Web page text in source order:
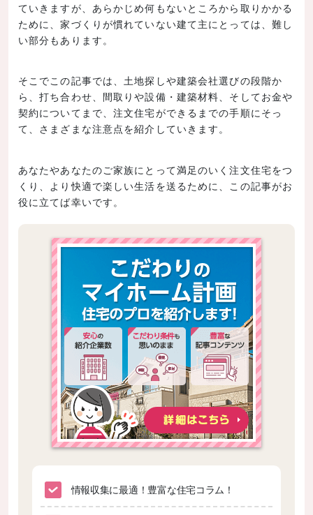
er book ックマー
ク
ていきますが、あらかじめ何もないところから取りかかる
ために、家づくりが慣れていない建て主にとっては、難し
い部分もあります。
そこでこの記事では、土地探しや建築会社選びの段階か
ら、打ち合わせ、間取りや設備・建築材料、そしてお金や
契約についてまで、注文住宅ができるまでの手順にそっ
て、さまざまな注意点を紹介していきます。
あなたやあなたのご家族にとって満足のいく注文住宅をつ
くり、より快適で楽しい生活を送るために、この記事がお
役に立てば幸いです。
情報収集に最適！豊富な住宅コラム！